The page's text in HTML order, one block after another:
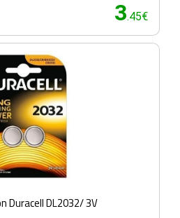
3.45€
Duracell DL2032/ 3V